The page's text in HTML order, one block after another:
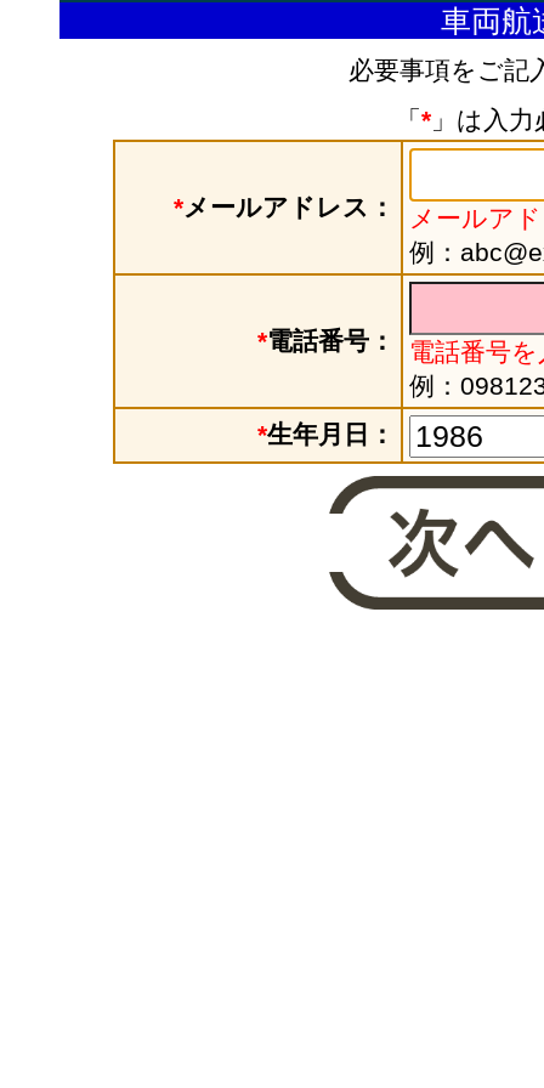
車両航
必要事項をご記
「 *」は入力
*メールアドレス：
メールア
例：
*電話番号：
電話番号
例：
*生年月日：